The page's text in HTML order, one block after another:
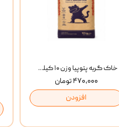
خاک گربه پتوپیا وزن ۱۰ کیلوگرم
۴۷۰,۰۰۰ تومان
افزودن